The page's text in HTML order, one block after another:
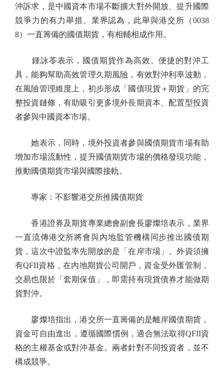
沖訴求，是中國資本市場不斷擴大對外開放、提升國際
競爭力的有力舉措。業界認為，此舉與港交所（0038
8）一直籌備的國債期貨，有相輔相成作用。
鍾詠苓表示，國債期貨作為高效、便捷的對沖工
具，能夠幫助高效管理久期風險，有效對沖利率波動，
在風險管理維度上，初步形成「國債現貨＋期貨」的完
整投資鏈條，有助吸引更多境外長期資本、配置型投資
者參與中國資本市場。
她表示，同時，境外投資者參與國債期貨市場有助
增加市場流動性，提升國債期貨市場的價格發現功能，
推動國債期貨市場與國際接軌。
專家：不影響港交所推國債期貨
香港證券及期貨專業總會副會長廖燦培表示，業界
一直流傳港交所將會與內地監管機構同步推出國債期
貨，這次中證監率先開放的是「在岸市場」。外資須擁
有QFII資格，在內地期貨公司開戶，資金受外匯管制，
交易也限於「套期保值」，即需持有現貨債券才能做期
貨對沖。
廖燦培指出，港交所一直籌備的是離岸國債期貨，
資金可自由進出，遵循國際慣例，適合無法取得QFII資
格的主權基金或對沖基金。兩者針對不同投資者，並不
構成競爭。